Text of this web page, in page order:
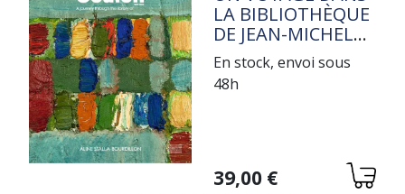
LA BIBLIOTHÈQUE
DE JEAN-MICHEL
COULON
En stock, envoi sous
48h
Variations
39,00 €